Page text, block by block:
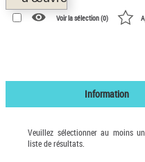
Voir la sélection (0)
Information
Veuillez sélectionner au moins
liste de résultats.